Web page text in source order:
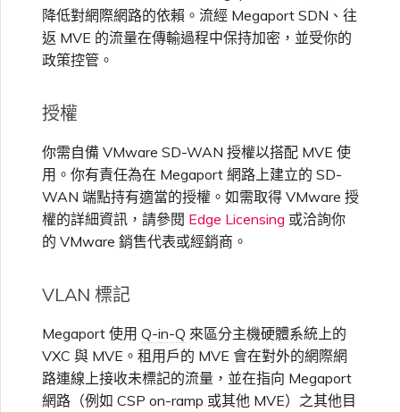
降低對網際網路的依賴。流經 Megaport SDN、往
返 MVE 的流量在傳輸過程中保持加密，並受你的
政策控管。
授權
你需自備 VMware SD-WAN 授權以搭配 MVE 使
用。你有責任為在 Megaport 網路上建立的 SD-
WAN 端點持有適當的授權。如需取得 VMware 授
權的詳細資訊，請參閱 Edge Licensing 或洽詢你
的 VMware 銷售代表或經銷商。
VLAN 標記
Megaport 使用 Q-in-Q 來區分主機硬體系統上的
VXC 與 MVE。租用戶的 MVE 會在對外的網際網
路連線上接收未標記的流量，並在指向 Megaport
網路（例如 CSP on-ramp 或其他 MVE）之其他目